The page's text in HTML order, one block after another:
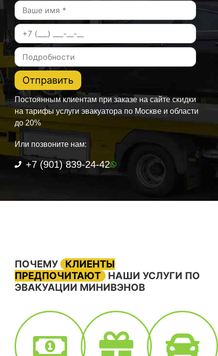
Постоянным клиентам при заказе на сайте скидки
на тарифы услуги эвакуатора по Москве и области
до 20%
Или позвоните нам:
+7 (901) 839-24-42
ПОЧЕМУ
КЛИЕНТЫ
ПРЕДПОЧИТАЮТ
НАШИ УСЛУГИ ПО
ЭВАКУАЦИИ МИНИВЭНОВ